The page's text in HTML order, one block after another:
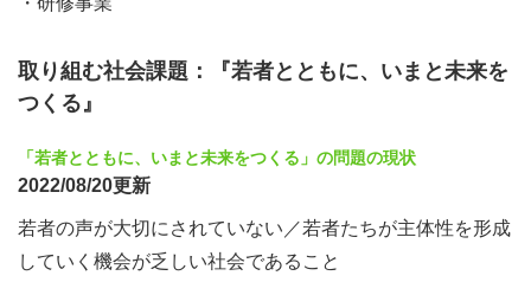
取り組む社会課題：『若者とともに、いまと未来を
つくる』
「若者とともに、いまと未来をつくる」の問題の現状
2022/08/20更新
若者の声が大切にされていない／若者たちが主体性を形成
していく機会が乏しい社会であること